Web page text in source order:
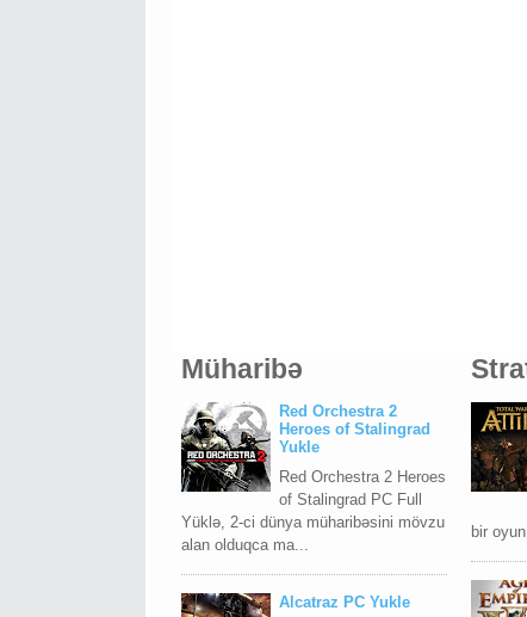
Müharibə
Red Orchestra 2
Heroes of Stalingrad
Yukle
Red Orchestra 2 Heroes
of Stalingrad PC Full
Yüklə, 2-ci dünya müharibəsini mövzu
alan olduqca ma...
Alcatraz PC Yukle
bir